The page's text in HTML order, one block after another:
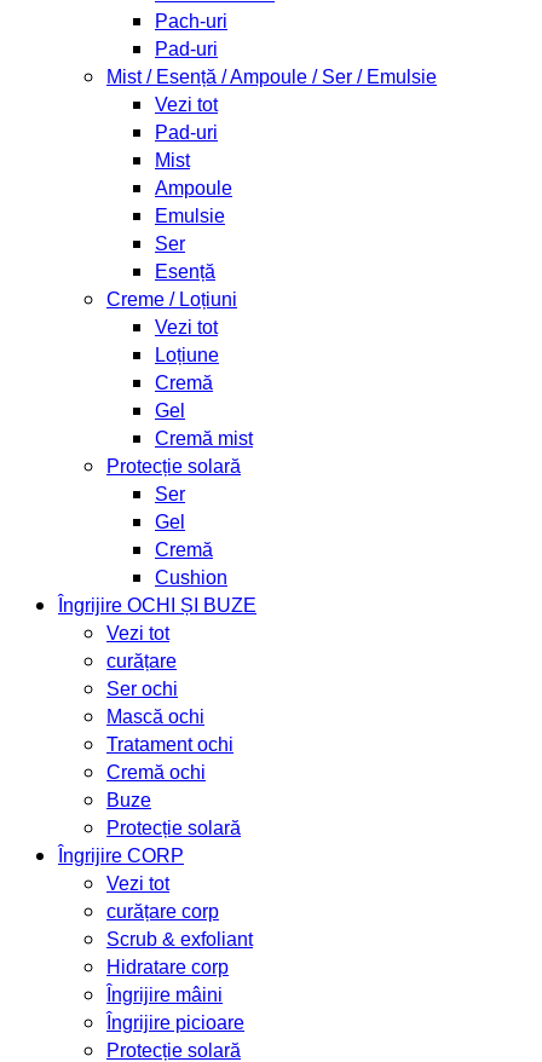
Pach-uri
Pad-uri
Mist / Esență / Ampoule / Ser / Emulsie
Vezi tot
Pad-uri
Mist
Ampoule
Emulsie
Ser
Esență
Creme / Loțiuni
Vezi tot
Loțiune
Cremă
Gel
Cremă mist
Protecție solară
Ser
Gel
Cremă
Cushion
Îngrijire OCHI ȘI BUZE
Vezi tot
curățare
Ser ochi
Mască ochi
Tratament ochi
Cremă ochi
Buze
Protecție solară
Îngrijire CORP
Vezi tot
curățare corp
Scrub & exfoliant
Hidratare corp
Îngrijire mâini
Îngrijire picioare
Protecție solară